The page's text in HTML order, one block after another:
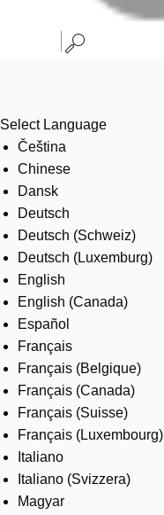
Select Language
Čeština
Chinese
Dansk
Deutsch
Deutsch (Schweiz)
Deutsch (Luxemburg)
English
English (Canada)
Español
Français
Français (Belgique)
Français (Canada)
Français (Suisse)
Français (Luxembourg)
Italiano
Italiano (Svizzera)
Magyar